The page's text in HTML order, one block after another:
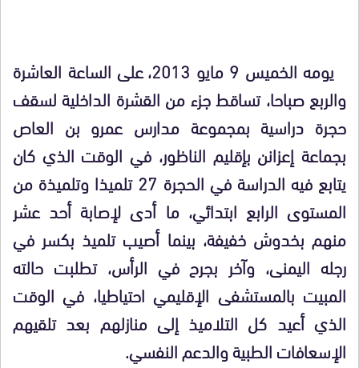
يومه الخميس 9 مايو 2013، على الساعة العاشرة
والربع صباحا، تساقط جزء من القشرة الداخلية لسقف
حجرة دراسية بمجموعة مدارس عمرو بن العاص
بجماعة إعزانن بإقليم الناظور، في الوقت الذي كان
يتابع فيه الدراسة في الحجرة 27 تلميذا وتلميذة من
المستوى الرابع ابتدائي، ما أدى لإصابة أحد عشر
منهم بخدوش خفيفة، بينما أصيب تلميذ بكسر في
رجله اليمنى، وآخر بجرح في الرأس، تطلبت حالته
المبيت بالمستشفى الإقليمي احتياطيا، في الوقت
الذي أعيد كل التلاميذ إلى منازلهم بعد تلقيهم
الإسعافات الطبية والدعم النفسي.